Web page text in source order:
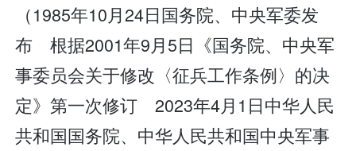
（1985年10月24日国务院、中央军委发
布 根据2001年9月5日《国务院、中央军
事委员会关于修改〈征兵工作条例〉的决
定》第一次修订 2023年4月1日中华人民
共和国国务院、中华人民共和国中央军事